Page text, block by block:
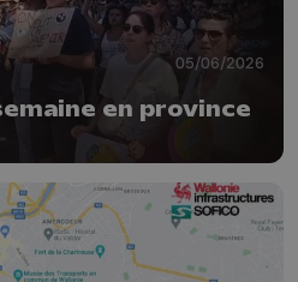
05/06/2026
en province